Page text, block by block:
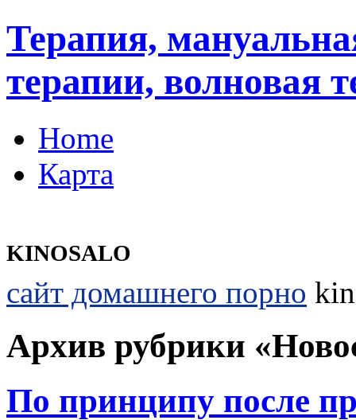
Терапия,
терапии, волновая
Home
Карта
KINOSALO
сайт домашнего порно
Архив рубрики
По принципу после